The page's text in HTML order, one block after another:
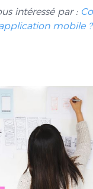
intéressé par :
mobile ?